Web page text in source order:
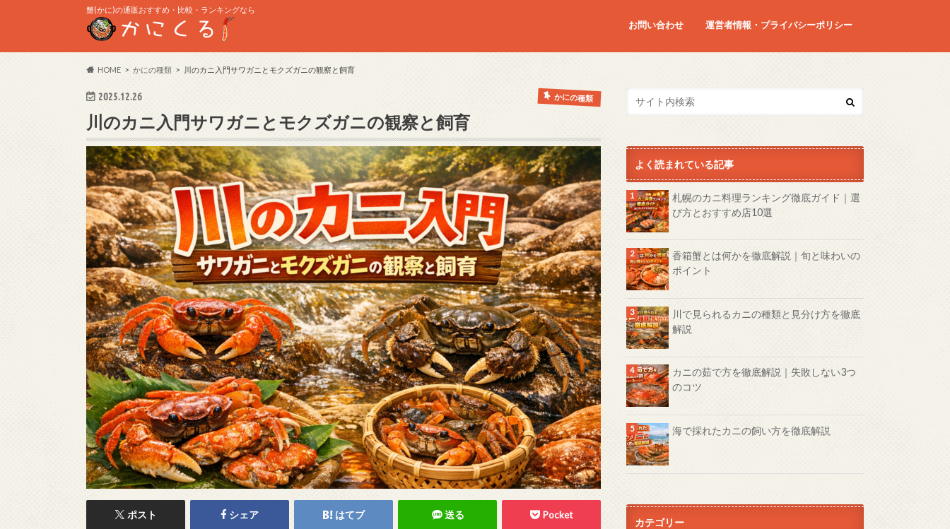
蟹(かに)の通販おすすめ・比較・ランキングなら
お問い合わせ 運営者情報・プライバシーポリシー
HOME かにの種類 川のカニ入門サワガニとモクズガニの観察と飼育
2025.12.26 かにの種類
川のカニ入門サワガニとモクズガニの観察と飼育
ポスト シェア はてブ 送る Pocket
よく読まれている記事
札幌のカニ料理ランキング徹底ガイド｜選
び方とおすすめ店10選
香箱蟹とは何かを徹底解説｜旬と味わいの
ポイント
川で見られるカニの種類と見分け方を徹底
解説
カニの茹で方を徹底解説｜失敗しない3つ
のコツ
海で採れたカニの飼い方を徹底解説
カテゴリー